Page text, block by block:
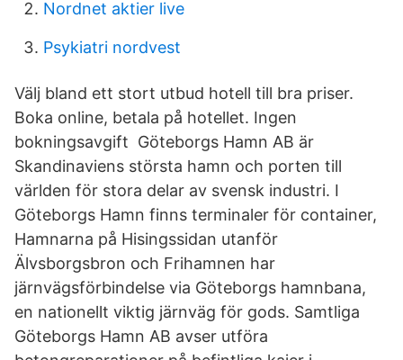
Nordnet aktier live
Psykiatri nordvest
Välj bland ett stort utbud hotell till bra priser.
Boka online, betala på hotellet. Ingen
bokningsavgift Göteborgs Hamn AB är
Skandinaviens största hamn och porten till
världen för stora delar av svensk industri. I
Göteborgs Hamn finns terminaler för container,
Hamnarna på Hisingssidan utanför
Älvsborgsbron och Frihamnen har
järnvägsförbindelse via Göteborgs hamnbana,
en nationellt viktig järnväg för gods. Samtliga
Göteborgs Hamn AB avser utföra